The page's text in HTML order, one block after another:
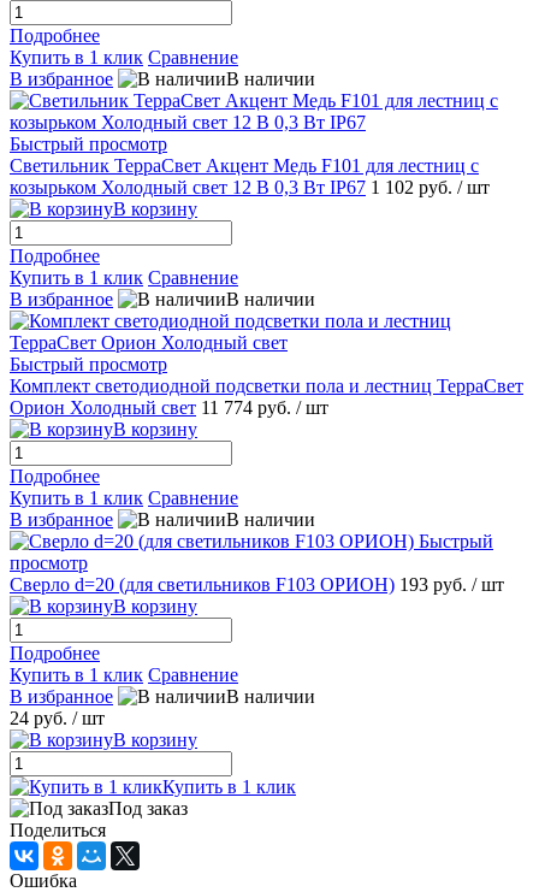
Подробнее
Купить в 1 клик Сравнение
В избранное
В наличии
Быстрый просмотр
Светильник ТерраСвет Акцент Медь F101 для лестниц с
козырьком Холодный свет 12 В 0,3 Вт IP67 1 102 руб. / шт
В корзину
Подробнее
Купить в 1 клик Сравнение
В избранное
В наличии
Быстрый просмотр
Комплект светодиодной подсветки пола и лестниц ТерраСвет
Орион Холодный свет 11 774 руб. / шт
В корзину
Подробнее
Купить в 1 клик Сравнение
В избранное
В наличии
Быстрый
просмотр
Сверло d=20 (для светильников F103 ОРИОН) 193 руб. / шт
В корзину
Подробнее
Купить в 1 клик Сравнение
В избранное
В наличии
24 руб. / шт
В корзину
Купить в 1 клик
Под заказ
Поделиться
Ошибка